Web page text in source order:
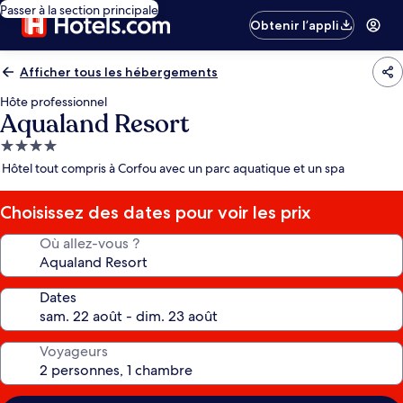
Passer à la section principale
Obtenir l’appli
Afficher tous les hébergements
Hôte professionnel
Aqualand Resort
Hébergement
4.0 étoiles
Hôtel tout compris à Corfou avec un parc aquatique et un spa
Choisissez des dates pour voir les prix
Où allez-vous ?
Dates
Voyageurs